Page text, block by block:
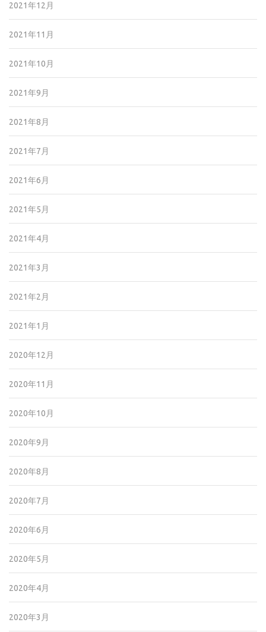
2021年12月
2021年11月
2021年10月
2021年9月
2021年8月
2021年7月
2021年6月
2021年5月
2021年4月
2021年3月
2021年2月
2021年1月
2020年12月
2020年11月
2020年10月
2020年9月
2020年8月
2020年7月
2020年6月
2020年5月
2020年4月
2020年3月